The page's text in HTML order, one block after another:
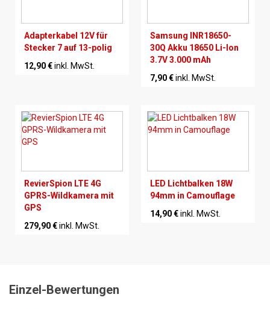
Adapterkabel 12V für
Stecker 7 auf 13-polig
12,90 €inkl. MwSt.
Samsung INR18650-
30Q Akku 18650 Li-Ion
3.7V 3.000 mAh
7,90 €inkl. MwSt.
RevierSpion LTE 4G
GPRS-Wildkamera mit
GPS
279,90 €inkl. MwSt.
LED Lichtbalken 18W
94mm in Camouflage
14,90 €inkl. MwSt.
Einzel-Bewertungen